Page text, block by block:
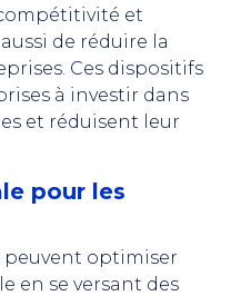
et
de réduire la
Ces dispositifs
à investir dans
et réduisent leur
pour les
peuvent optimiser
en se versant des